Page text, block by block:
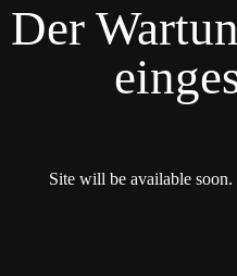
Der
Site will be available